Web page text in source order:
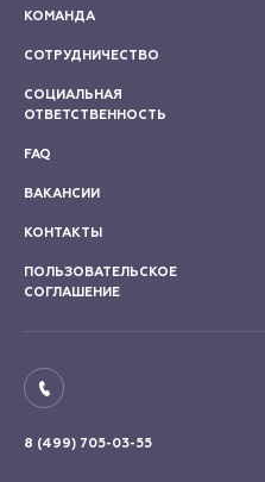
КОМАНДА
СОТРУДНИЧЕСТВО
СОЦИАЛЬНАЯ
ОТВЕТСТВЕННОСТЬ
FAQ
ВАКАНСИИ
КОНТАКТЫ
ПОЛЬЗОВАТЕЛЬСКОЕ
СОГЛАШЕНИЕ
8 (499) 705-03-55